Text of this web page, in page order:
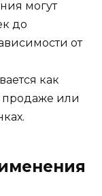
могут
до
от
как
продаже или